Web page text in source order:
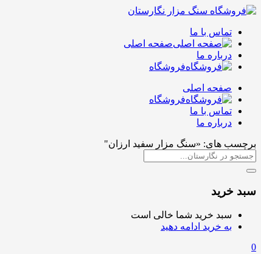
تماس با ما
صفحه اصلی
درباره ما
فروشگاه
صفحه اصلی
فروشگاه
تماس با ما
درباره ما
برچسب های: «سنگ مزار سفید ارزان"
سبد خرید
سبد خرید شما خالی است
به خرید ادامه دهید
0